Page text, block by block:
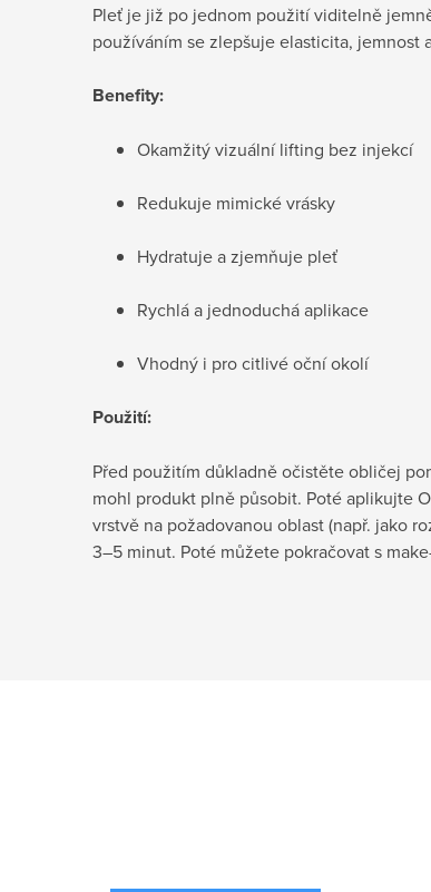
Pleť je již po jednom použití viditelně
používáním se zlepšuje elasticita, jemnost
Benefity:
Okamžitý vizuální lifting bez injekcí
Redukuje mimické vrásky
Hydratuje a zjemňuje pleť
Rychlá a jednoduchá aplikace
Vhodný i pro citlivé oční okolí
Použití:
Před použitím důkladně očistěte obličej
mohl produkt plně působit. Poté aplikujte
vrstvě na požadovanou oblast (např. jako
3–5 minut. Poté můžete pokračovat s